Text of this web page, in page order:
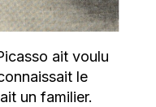
ait voulu
le
un familier.